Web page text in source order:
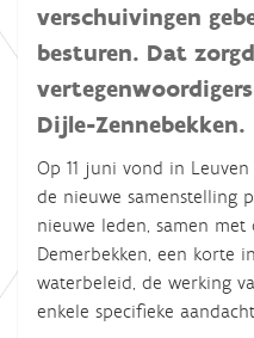
verschuivingen
besturen. Dat
Dijle-Zennebekken.
Op 11 juni vond in
de nieuwe samenstelling
nieuwe leden, samen
Demerbekken, een korte
waterbeleid, de werking
enkele specifieke